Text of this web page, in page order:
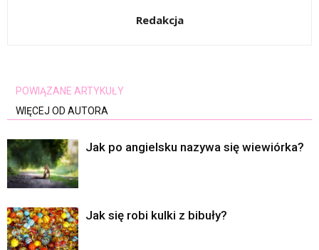
Redakcja
POWIĄZANE ARTYKUŁY
WIĘCEJ OD AUTORA
Jak po angielsku nazywa się wiewiórka?
Jak się robi kulki z bibuły?